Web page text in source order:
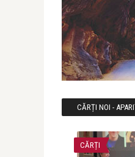
CĂRȚI NOI -
CĂRȚI